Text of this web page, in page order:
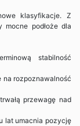
klasyfikacje. Z
podłoże dla
stabilność
na rozpoznawalność
przewagę nad
lat umacnia pozycję